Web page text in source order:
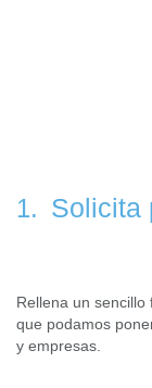
1. Solicita
Rellena un
que podamos
y empresas.